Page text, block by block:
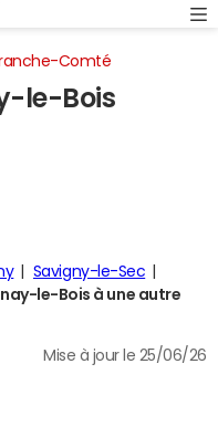
Comté
sur le revenu
le-Bois
Savigny-le-Sec
le-Bois à une autre
Mise à jour le 25/06/26